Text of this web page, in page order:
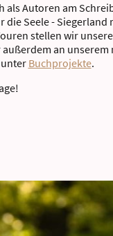
als Autoren am
Seele -
stellen wir
an
Buchprojekte.